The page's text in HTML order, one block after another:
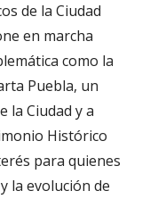
de la Ciudad
en marcha
como la
Puebla, un
la Ciudad y a
Histórico
para quienes
la evolución de